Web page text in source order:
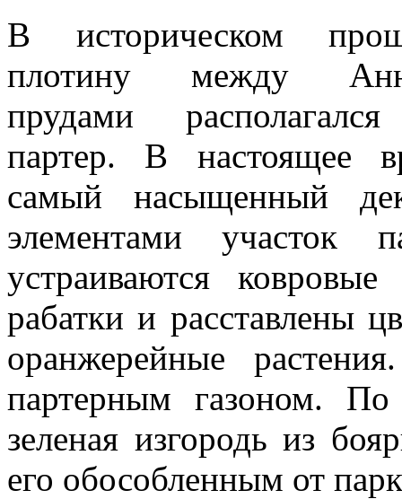
В историческом
плотину между
прудами
партер. В настоящее
самый насыщенный
элементами участок
устраиваются
рабатки и расставлены
оранжерейные
партерным газоном. По
зеленая изгородь из
его обособленным от